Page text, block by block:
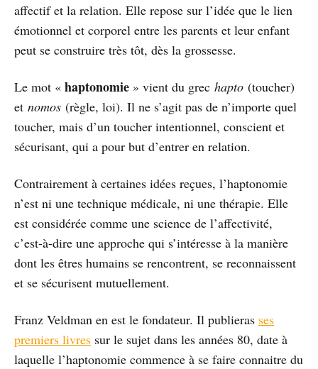
affectif et la relation. Elle repose sur l’idée que le lien
émotionnel et corporel entre les parents et leur enfant
peut se construire très tôt, dès la grossesse.
Le mot « haptonomie » vient du grec hapto (toucher)
et nomos (règle, loi). Il ne s’agit pas de n’importe quel
toucher, mais d’un toucher intentionnel, conscient et
sécurisant, qui a pour but d’entrer en relation.
Contrairement à certaines idées reçues, l’haptonomie
n’est ni une technique médicale, ni une thérapie. Elle
est considérée comme une science de l’affectivité,
c’est-à-dire une approche qui s’intéresse à la manière
dont les êtres humains se rencontrent, se reconnaissent
et se sécurisent mutuellement.
Franz Veldman en est le fondateur. Il publieras ses
premiers livres sur le sujet dans les années 80, date à
laquelle l’haptonomie commence à se faire connaitre du